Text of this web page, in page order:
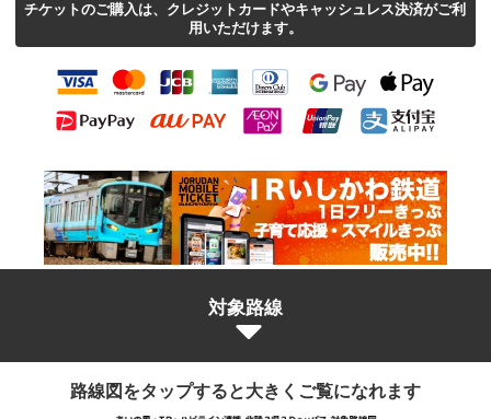
チケットのご購入は、クレジットカードやキャッシュレス決済がご利
用いただけます。
対象路線
路線図をタップすると大きくご覧になれます